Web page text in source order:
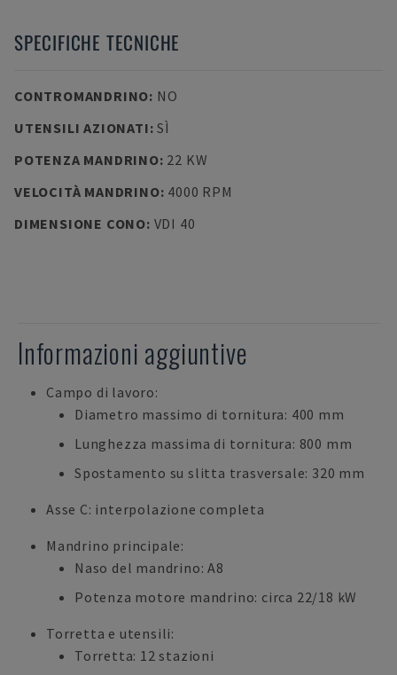
SPECIFICHE TECNICHE
CONTROMANDRINO: NO
UTENSILI AZIONATI:SÌ
POTENZA MANDRINO: 22 KW
VELOCITÀ MANDRINO: 4000 RPM
DIMENSIONE CONO: VDI 40
Informazioni aggiuntive
Campo di lavoro:
Diametro massimo di tornitura: 400 mm
Lunghezza massima di tornitura: 800 mm
Spostamento su slitta trasversale: 320 mm
Asse C: interpolazione completa
Mandrino principale:
Naso del mandrino: A8
Potenza motore mandrino: circa 22/18 kW
Torretta e utensili:
Torretta: 12 stazioni